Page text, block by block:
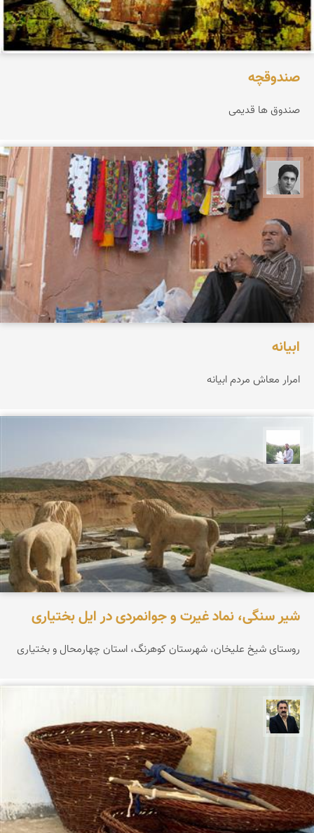
صندوقچه
صندوق ها قدیمی
یوسف روحی
ابیانه
امرار معاش مردم ابیانه
شیر سنگی، نماد غیرت و جوانمردی در ایل بختیاری
روستای شیخ علیخان، شهرستان کوهرنگ، استان چهارمحال و بختیاری